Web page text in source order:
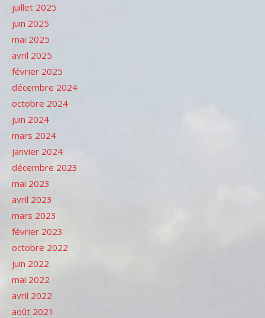
juillet 2025
juin 2025
mai 2025
avril 2025
février 2025
décembre 2024
octobre 2024
juin 2024
mars 2024
janvier 2024
décembre 2023
mai 2023
avril 2023
mars 2023
février 2023
octobre 2022
juin 2022
mai 2022
avril 2022
août 2021